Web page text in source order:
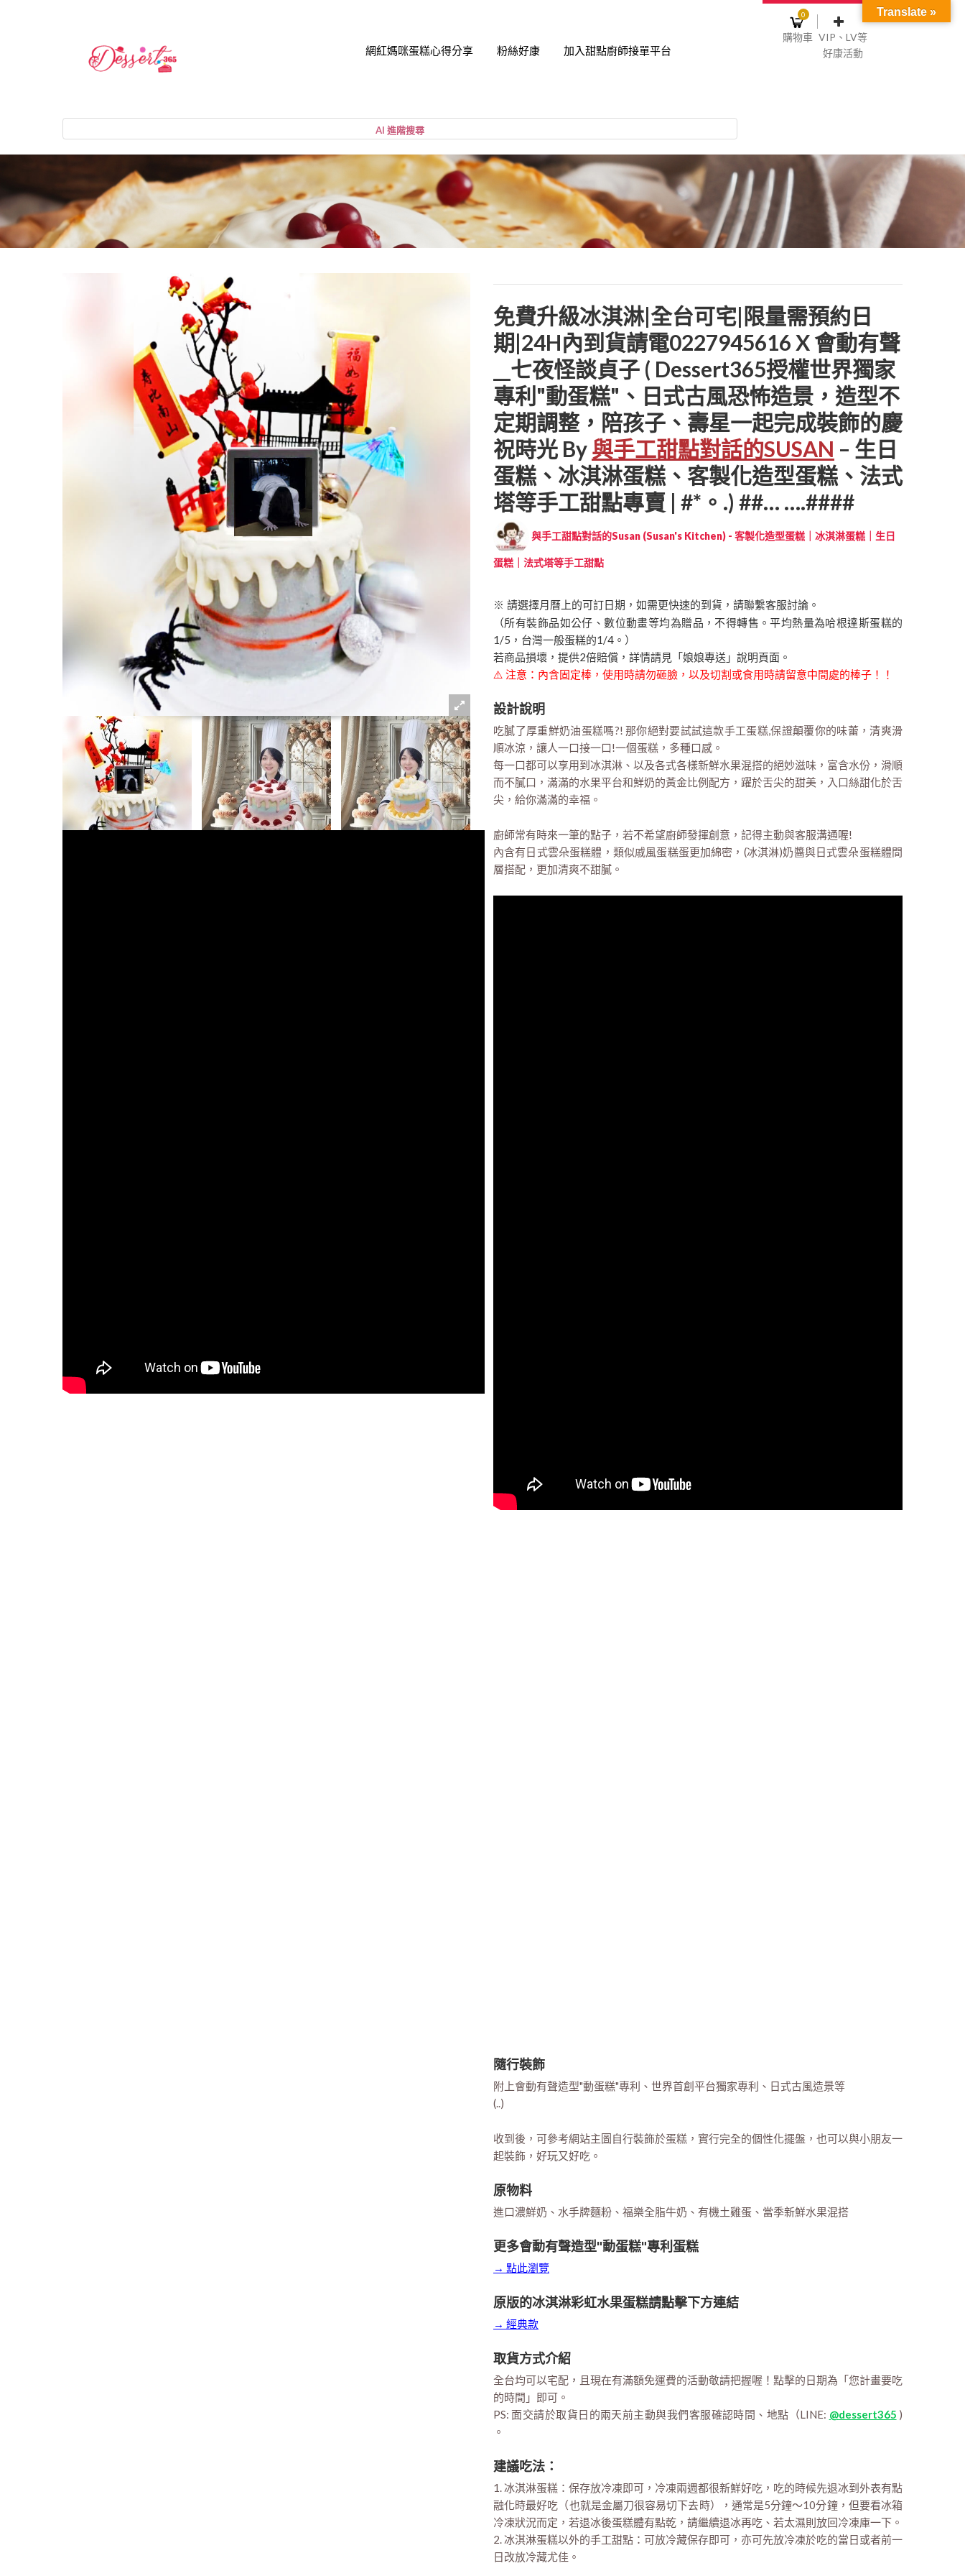
網紅媽咪蛋糕心得分享 粉絲好康 加入甜點廚師接單平台
0
購物車 VIP、LV等
好康活動
小計:NT$0
密碼
記住我
免費升級冰淇淋|全台可宅|限量需預約日
期|24H內到貨請電0227945616 X 會動有聲
__七夜怪談貞子 ( Dessert365授權世界獨家
專利"動蛋糕"、日式古風恐怖造景，造型不
定期調整，陪孩子、壽星一起完成裝飾的慶
祝時光 By與手工甜點對話的SUSAN – 生日
蛋糕、冰淇淋蛋糕、客製化造型蛋糕、法式
塔等手工甜點專賣 | #*。.) ##… ….####
與手工甜點對話的Susan (Susan's Kitchen) - 客製化造型蛋糕｜冰淇淋蛋糕｜生日
蛋糕｜法式塔等手工甜點
※ 請選擇月曆上的可訂日期，如需更快速的到貨，請聯繫客服討論。
（所有裝飾品如公仔、數位動畫等均為贈品，不得轉售。平均熱量為哈根達斯蛋糕的
1/5，台灣一般蛋糕的1/4。）
若商品損壞，提供2倍賠償，詳情請見「娘娘專送」說明頁面。
⚠️ 注意：內含固定棒，使用時請勿砸臉，以及切割或食用時請留意中間處的棒子！！
設計說明
吃膩了厚重鮮奶油蛋糕嗎?! 那你絕對要試試這款手工蛋糕,保證顛覆你的味蕾，清爽滑
順冰涼，讓人一口接一口!一個蛋糕，多種口感。
每一口都可以享用到冰淇淋、以及各式各樣新鮮水果混搭的絕妙滋味，富含水份，滑順
而不膩口，滿滿的水果平台和鮮奶的黃金比例配方，躍於舌尖的甜美，入口絲甜化於舌
尖，給你滿滿的幸福。
廚師常有時來一筆的點子，若不希望廚師發揮創意，記得主動與客服溝通喔!
內含有日式雲朵蛋糕體，類似戚風蛋糕蛋更加綿密，(冰淇淋)奶醬與日式雲朵蛋糕體間
層搭配，更加清爽不甜膩。
隨行裝飾
附上會動有聲造型"動蛋糕"專利、世界首創平台獨家專利、日式古風造景等
(..)
收到後，可參考網站主圖自行裝飾於蛋糕，實行完全的個性化擺盤，也可以與小朋友一
起裝飾，好玩又好吃。
原物料
進口濃鮮奶、水手牌麵粉、福樂全脂牛奶、有機土雞蛋、當季新鮮水果混搭
更多會動有聲造型"動蛋糕"專利蛋糕
→ 點此瀏覽
原版的冰淇淋彩虹水果蛋糕請點擊下方連結
→ 經典款
取貨方式介紹
全台均可以宅配，且現在有滿額免運費的活動敬請把握喔！點擊的日期為「您計畫要吃
的時間」即可。
PS: 面交請於取貨日的兩天前主動與我們客服確認時間、地點（LINE: @dessert365 )
。
建議吃法：
1. 冰淇淋蛋糕：保存放冷凍即可，冷凍兩週都很新鮮好吃，吃的時候先退冰到外表有點
融化時最好吃（也就是金屬刀很容易切下去時），通常是5分鐘～10分鐘，但要看冰箱
冷凍狀況而定，若退冰後蛋糕體有點乾，請繼續退冰再吃、若太濕則放回冷凍庫一下。
2. 冰淇淋蛋糕以外的手工甜點：可放冷藏保存即可，亦可先放冷凍於吃的當日或者前一
日改放冷藏尤佳。
Translate »